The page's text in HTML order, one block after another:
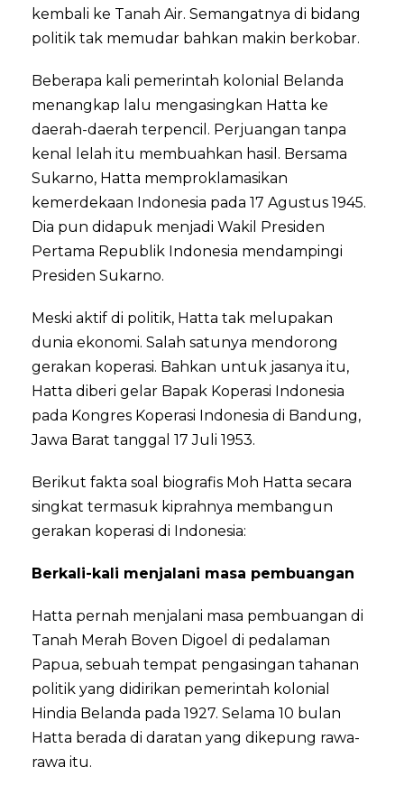
kembali ke Tanah Air. Semangatnya di bidang
politik tak memudar bahkan makin berkobar.
Beberapa kali pemerintah kolonial Belanda
menangkap lalu mengasingkan Hatta ke
daerah-daerah terpencil. Perjuangan tanpa
kenal lelah itu membuahkan hasil. Bersama
Sukarno, Hatta memproklamasikan
kemerdekaan Indonesia pada 17 Agustus 1945.
Dia pun didapuk menjadi Wakil Presiden
Pertama Republik Indonesia mendampingi
Presiden Sukarno.
Meski aktif di politik, Hatta tak melupakan
dunia ekonomi. Salah satunya mendorong
gerakan koperasi. Bahkan untuk jasanya itu,
Hatta diberi gelar Bapak Koperasi Indonesia
pada Kongres Koperasi Indonesia di Bandung,
Jawa Barat tanggal 17 Juli 1953.
Berikut fakta soal biografis Moh Hatta secara
singkat termasuk kiprahnya membangun
gerakan koperasi di Indonesia:
Berkali-kali menjalani masa pembuangan
Hatta pernah menjalani masa pembuangan di
Tanah Merah Boven Digoel di pedalaman
Papua, sebuah tempat pengasingan tahanan
politik yang didirikan pemerintah kolonial
Hindia Belanda pada 1927. Selama 10 bulan
Hatta berada di daratan yang dikepung rawa-
rawa itu.